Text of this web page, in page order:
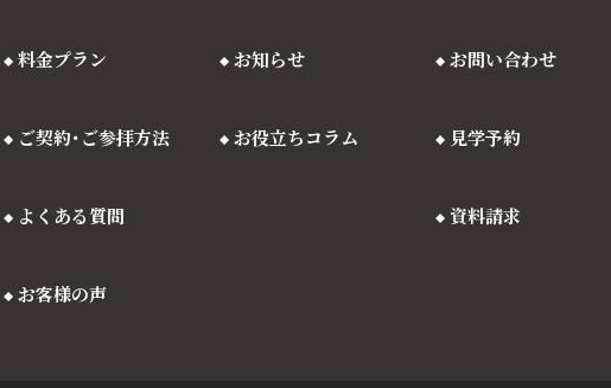
料金プラン
ご契約･ご参拝方法
よくある質問
お客様の声
お知らせ
お役立ちコラム
お問い合わせ
見学予約
資料請求